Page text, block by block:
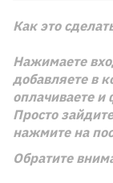
Как это
Нажимаете
добавляете в
оплачиваете и
Просто
нажмите на
Обратите